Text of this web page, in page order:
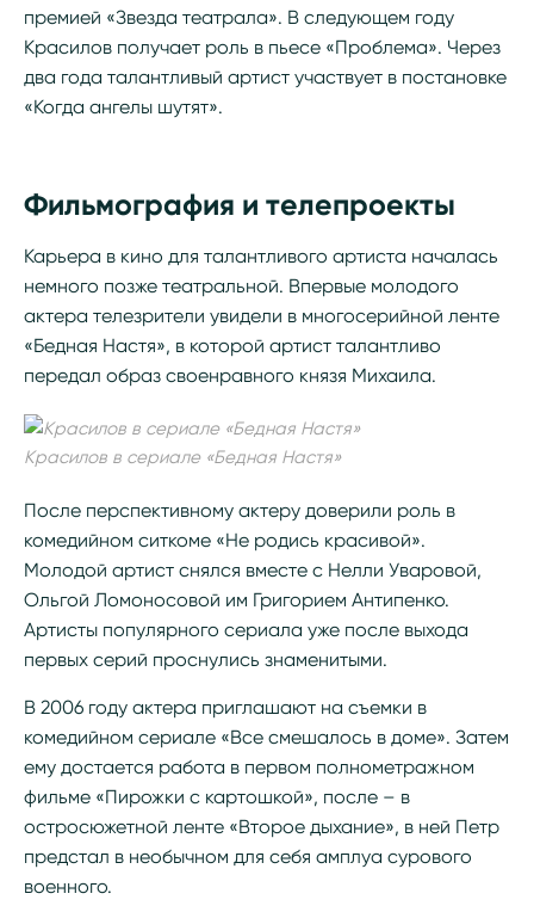
премией «Звезда театрала». В следующем году
Красилов получает роль в пьесе «Проблема». Через
два года талантливый артист участвует в постановке
«Когда ангелы шутят».
Фильмография и телепроекты
Карьера в кино для талантливого артиста началась
немного позже театральной. Впервые молодого
актера телезрители увидели в многосерийной ленте
«Бедная Настя», в которой артист талантливо
передал образ своенравного князя Михаила.
Красилов в сериале «Бедная Настя»
После перспективному актеру доверили роль в
комедийном ситкоме «Не родись красивой».
Молодой артист снялся вместе с Нелли Уваровой,
Ольгой Ломоносовой им Григорием Антипенко.
Артисты популярного сериала уже после выхода
первых серий проснулись знаменитыми.
В 2006 году актера приглашают на съемки в
комедийном сериале «Все смешалось в доме». Затем
ему достается работа в первом полнометражном
фильме «Пирожки с картошкой», после – в
остросюжетной ленте «Второе дыхание», в ней Петр
предстал в необычном для себя амплуа сурового
военного.